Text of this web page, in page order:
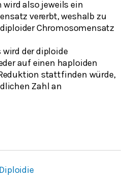
wird also jeweils ein
vererbt, weshalb zu
Chromosomensatz
wird der diploide
auf einen haploiden
stattfinden würde,
Zahl an